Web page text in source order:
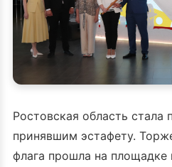
Ростовская область стала
принявшим эстафету.
флага прошла на площадке